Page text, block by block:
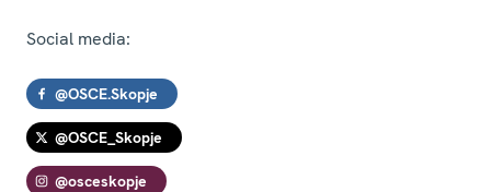
Social media:
@OSCE.Skopje
@OSCE_Skopje
@osceskopje